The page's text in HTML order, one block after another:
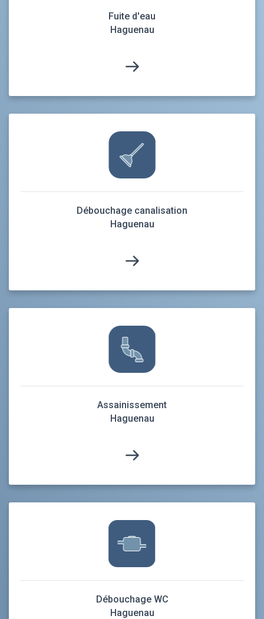
Fuite d'eau
Haguenau
Débouchage canalisation
Haguenau
Assainissement
Haguenau
Débouchage WC
Haguenau